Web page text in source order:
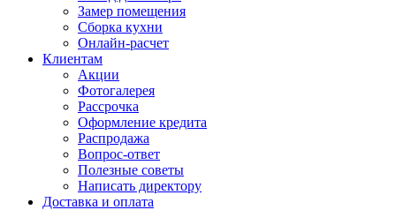
Замер помещения
Сборка кухни
Онлайн-расчет
Клиентам
Акции
Фотогалерея
Рассрочка
Оформление кредита
Распродажа
Вопрос-ответ
Полезные советы
Написать директору
Доставка и оплата